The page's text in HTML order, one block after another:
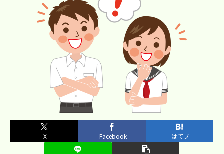
X Facebook はてブ